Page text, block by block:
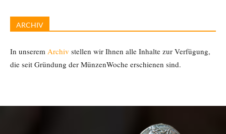
ARCHIV
In unserem Archiv stellen wir Ihnen alle Inhalte zur Verfügung,
die seit Gründung der MünzenWoche erschienen sind.